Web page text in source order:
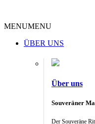
MENUMENU
ÜBER UNS
Über uns
Souveräner
Der Souveräne